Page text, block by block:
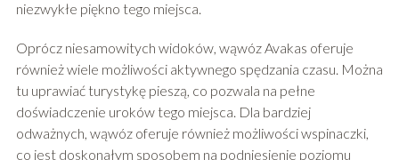
niezwykłe piękno tego miejsca.
Oprócz niesamowitych widoków, wąwóz Avakas oferuje
również wiele możliwości aktywnego spędzania czasu. Można
tu uprawiać turystykę pieszą, co pozwala na pełne
doświadczenie uroków tego miejsca. Dla bardziej
odważnych, wąwóz oferuje również możliwości wspinaczki,
co jest doskonałym sposobem na podniesienie poziomu